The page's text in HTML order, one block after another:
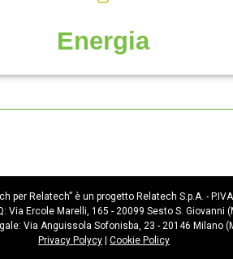
Energia
per Relatech” è un progetto Relatech S.p.A. -
Via Ercole Marelli, 165 - 20099 Sesto S. Giovanni
Via Anguissola Sofonisba, 23 - 20146 Milano
Privacy Polycy | Cookie Policy